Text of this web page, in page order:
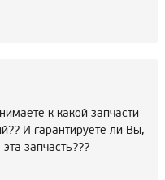
к какой запчасти
И гарантируете ли Вы,
запчасть???